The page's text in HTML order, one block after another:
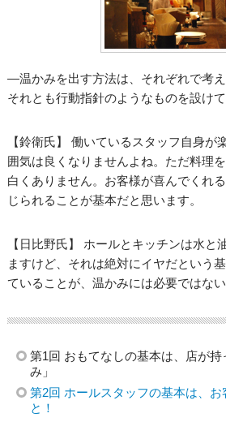
―温かみを出す方法は、それぞれで考
それとも行動指針のようなものを設け
【鈴衛氏】 働いているスタッフ自身が
囲気は良くなりませんよね。ただ料理
白くありません。お客様が喜んでくれ
じられることが基本だと思います。
【日比野氏】 ホールとキッチンは水と
ますけど、それは絶対にイヤだという
ていることが、温かみには必要ではない
第1回 おもてなしの基本は、店が
み」
第2回 ホールスタッフの基本は、お
と！